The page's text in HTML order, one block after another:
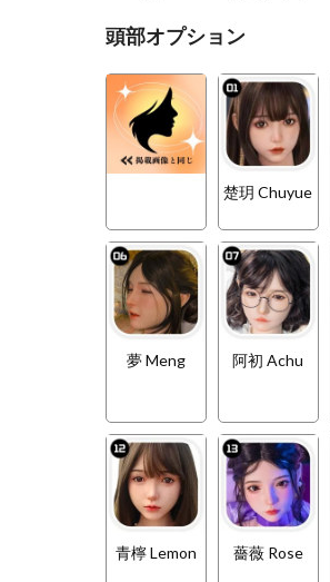
頭部オプション
楚玥 Chuyue
夢 Meng 阿初 Achu
青檸 Lemon 薔薇 Rose